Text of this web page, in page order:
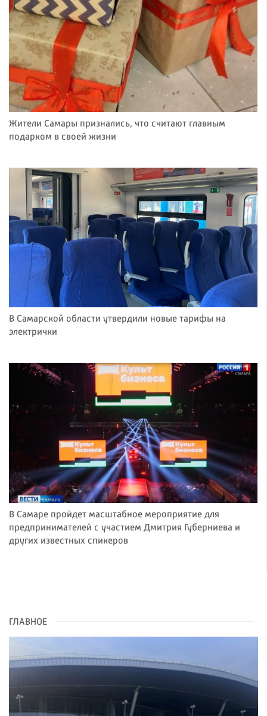
Жители Самары признались, что считают главным
подарком в своей жизни
В Самарской области утвердили новые тарифы на
электрички
В Самаре пройдет масштабное мероприятие для
предпринимателей с участием Дмитрия Губерниева и
других известных спикеров
ГЛАВНОЕ